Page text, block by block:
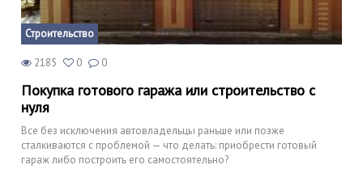
Строительство
2185 0 0
Покупка готового гаража или строительство с
нуля
Все без исключения автовладельцы раньше или позже
сталкиваются с проблемой — что делать: приобрести готовый
гараж либо построить его самостоятельно?